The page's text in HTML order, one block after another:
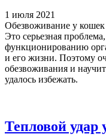
1 июля 2021
Обезвоживание у
Это серьезная
функционированию
и его жизни. Поэтому
обезвоживания и
удалось избежать.
Тепловой удар